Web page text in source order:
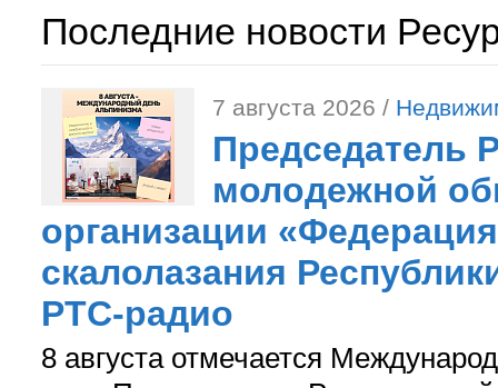
Последние новости
7 августа 2026 /
Председатель
молодежной
организации
скалолазания
РТС-радио
8 августа отмечается